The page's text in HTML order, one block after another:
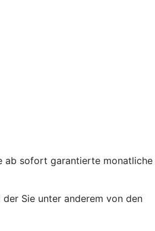
ab sofort garantierte monatliche
Sie unter anderem von den